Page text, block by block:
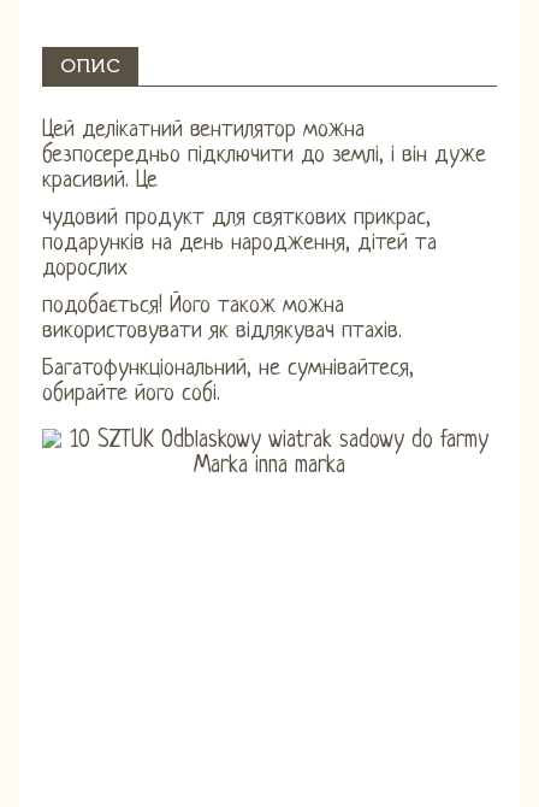
ОПИС
Цей делікатний вентилятор можна
безпосередньо підключити до землі, і він дуже
красивий. Це
чудовий продукт для святкових прикрас,
подарунків на день народження, дітей та
дорослих
подобається! Його також можна
використовувати як відлякувач птахів.
Багатофункціональний, не сумнівайтеся,
обирайте його собі.